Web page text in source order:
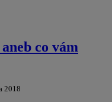
co vám
2018